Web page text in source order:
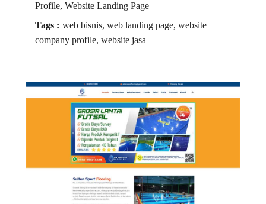
Profile, Website Landing Page
Tags : web bisnis, web landing page, website
company profile, website jasa